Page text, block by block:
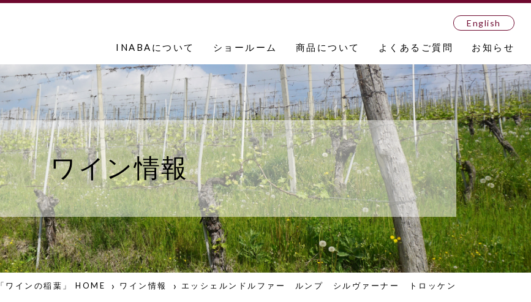
English
INABAについて ショールーム 商品について よくあるご質問 お知らせ
ワイン情報
「ワインの稲葉」 HOME ワイン情報 エッシェルンドルファー ルンプ シルヴァーナー トロッケン